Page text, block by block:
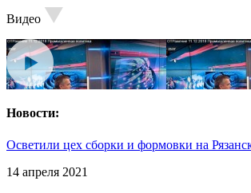
Видео
Новости:
Осветили цех сборки и формовки на
14 апреля 2021